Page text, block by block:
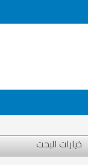
خيارات البحث